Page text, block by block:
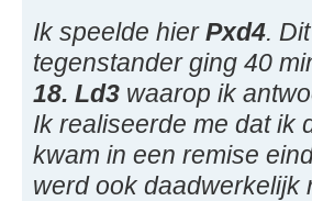
Ik speelde hierPxd4.
tegenstander ging 40
18. Ld3 waarop ik
Ik realiseerde me dat ik
kwam in een remise
werd ook daadwerkelijk